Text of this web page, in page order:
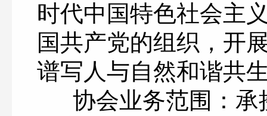
时代中国特色社会主
国共产党的组织，开
谱写人与自然和谐共
协会业务范围：